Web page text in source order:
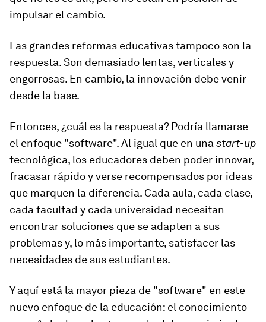
impulsar el cambio.
Las grandes reformas educativas tampoco son la
respuesta. Son demasiado lentas, verticales y
engorrosas. En cambio, la innovación debe venir
desde la base.
Entonces, ¿cuál es la respuesta? Podría llamarse
el enfoque "software". Al igual que en unastart-up
tecnológica, los educadores deben poder innovar,
fracasar rápido y verse recompensados ​​por ideas
que marquen la diferencia. Cada aula, cada clase,
cada facultad y cada universidad necesitan
encontrar soluciones que se adapten a sus
problemas y, lo más importante, satisfacer las
necesidades de sus estudiantes.
Y aquí está la mayor pieza de "software" en este
nuevo enfoque de la educación: el conocimiento